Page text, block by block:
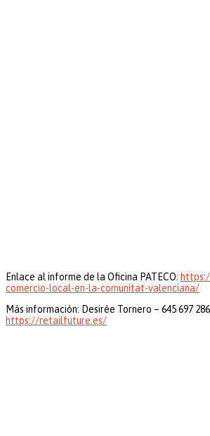
Enlace al informe de la Oficina PATECO:
comercio-local-en-la-comunitat-valenciana/
Más información: Desirée Tornero – 645 697 286
https://retailfuture.es/